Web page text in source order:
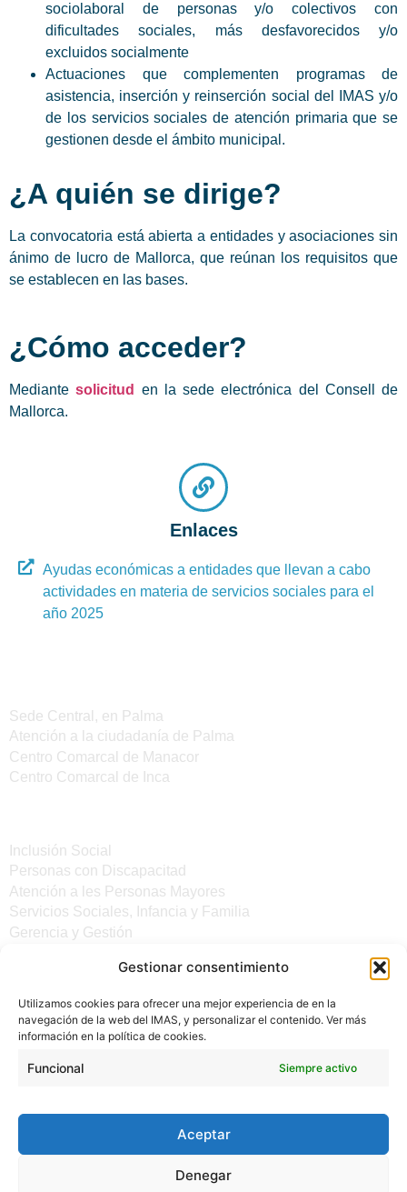
Gestionar consentimiento
Utilizamos cookies para ofrecer una mejor experiencia de en la
navegación de la web del IMAS, y personalizar el contenido. Ver más
información en la política de cookies.
Funcional Siempre activo
Aceptar
Denegar
sociolaboral de personas y/o colectivos con
dificultades sociales, más desfavorecidos y/o
excluidos socialmente
Actuaciones que complementen programas de
asistencia, inserción y reinserción social del IMAS y/o
de los servicios sociales de atención primaria que se
gestionen desde el ámbito municipal.
¿A quién se dirige?
La convocatoria está abierta a entidades y asociaciones sin
ánimo de lucro de Mallorca, que reúnan los requisitos que
se establecen en las bases.
¿Cómo acceder?
Mediantesolicitud
en la sede electrónica del Consell de
Mallorca.
Enlaces
Ayudas económicas a entidades que llevan a cabo
actividades en materia de servicios sociales para el
año 2025
Sede Central, en Palma
Atención a la ciudadanía de Palma
Centro Comarcal de Manacor
Centro Comarcal de Inca
Inclusión Social
Personas con Discapacitad
Atención a les Personas Mayores
Servicios Sociales, Infancia y Familia
Gerencia y Gestión
Otros enlaces
Noticias
Sede electrónica del CiM
Protección de Datos